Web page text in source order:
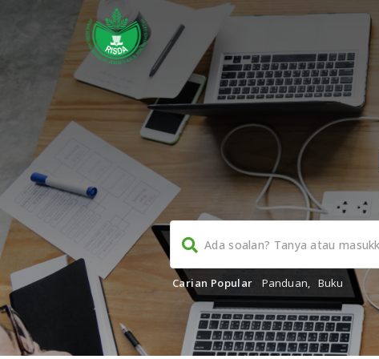
Carian Popular Panduan, Buku